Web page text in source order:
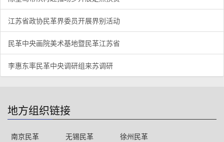
江苏省政协民革界委员开展界别活动
民革中央画院美术基地暨民革江苏省
李惠东率民革中央调研组来苏调研
地方组织链接
南京民革 无锡民革
徐州民革